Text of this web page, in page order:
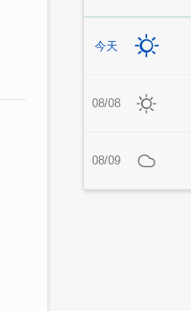
今天
08/08
08/09